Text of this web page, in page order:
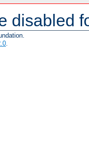
disabled
.